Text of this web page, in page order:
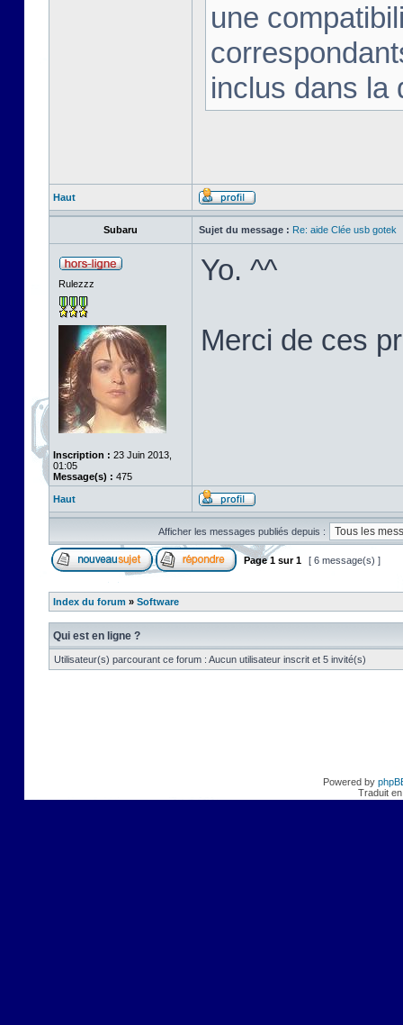
une
inclus dans la
Haut
Subaru Sujet du message : Re: aide Clée usb gotek
Rulezzz
Inscription : 23 Juin 2013,
01:05
Message(s) : 475
Yo. ^^
Merci de ces
Haut
Afficher les messages publiés depuis :
Page1 sur1 [ 6 message(s) ]
Index du forum » Software
Qui est en ligne ?
Utilisateur(s) parcourant ce forum : Aucun utilisateur inscrit et 5 invité(s)
Powered by
Traduit